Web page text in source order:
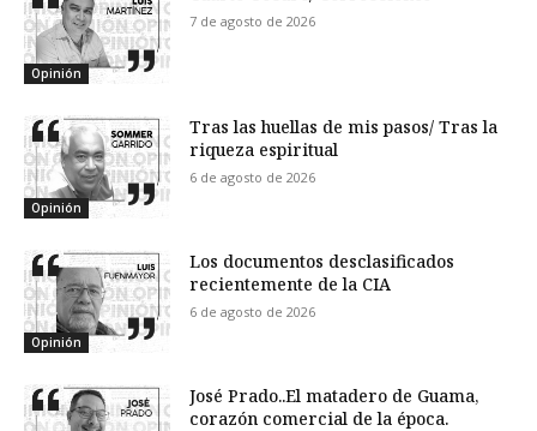
Opinión
7 de agosto de 2026
Opinión
Tras las huellas de mis pasos/ Tras la
riqueza espiritual
6 de agosto de 2026
Opinión
Los documentos desclasificados
recientemente de la CIA
6 de agosto de 2026
José Prado..El matadero de Guama,
corazón comercial de la época.